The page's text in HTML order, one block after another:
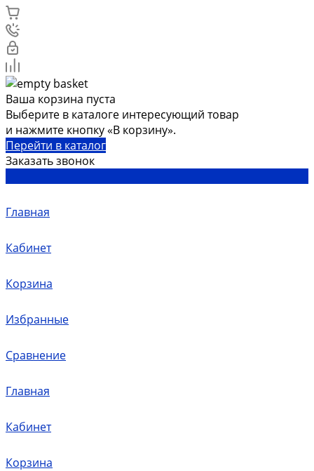
Ваша корзина пуста
Выберите в каталоге интересующий товар
и нажмите кнопку «В корзину».
Перейти в каталог
Заказать звонок
Главная
Кабинет
Корзина
Избранные
Сравнение
Главная
Кабинет
Корзина